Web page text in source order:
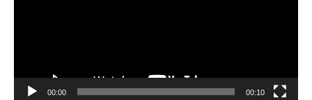
00:00 00:10